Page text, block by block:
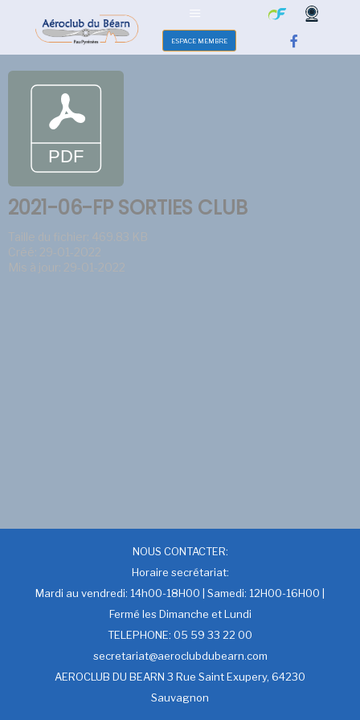
ESPACE MEMBRE
2021-06-FP SORTIES CLUB
Taille du fichier: 469.83 KB
Créé: 29-01-2022
Mis à jour: 29-01-2022
NOUS CONTACTER:
Horaire secrétariat:
Mardi au vendredi: 14h00-18H00 | Samedi: 12H00-16H00 |
Fermé les Dimanche et Lundi
TELEPHONE: 05 59 33 22 00
secretariat@aeroclubdubearn.com
AEROCLUB DU BEARN 3 Rue Saint Exupery, 64230
Sauvagnon